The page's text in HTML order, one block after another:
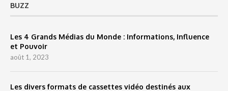
BUZZ
Les 4 Grands Médias du Monde : Informations, Influence
et Pouvoir
août 1, 2023
Les divers formats de cassettes vidéo destinés aux